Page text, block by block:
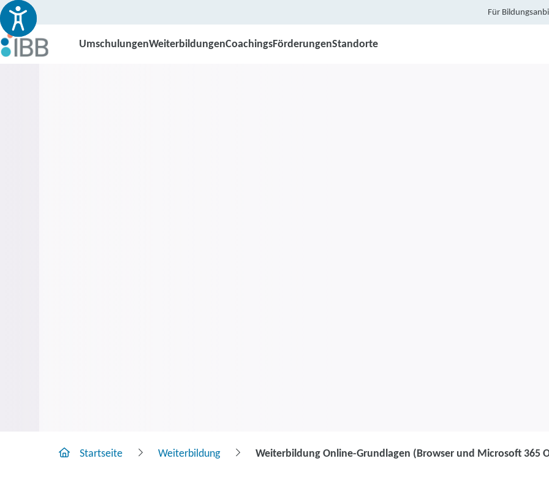
Für
UmschulungenWeiterbildungenCoachingsFörderungenStandorte
Startseite Weiterbildung Weiterbildung Online-Grundlagen (Browser und Microsoft 365